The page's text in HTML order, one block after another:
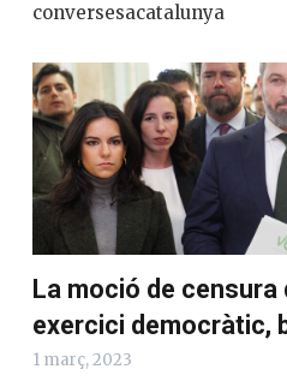
conversesacatalunya
La moció de censura
exercici democràtic,
1 març, 2023